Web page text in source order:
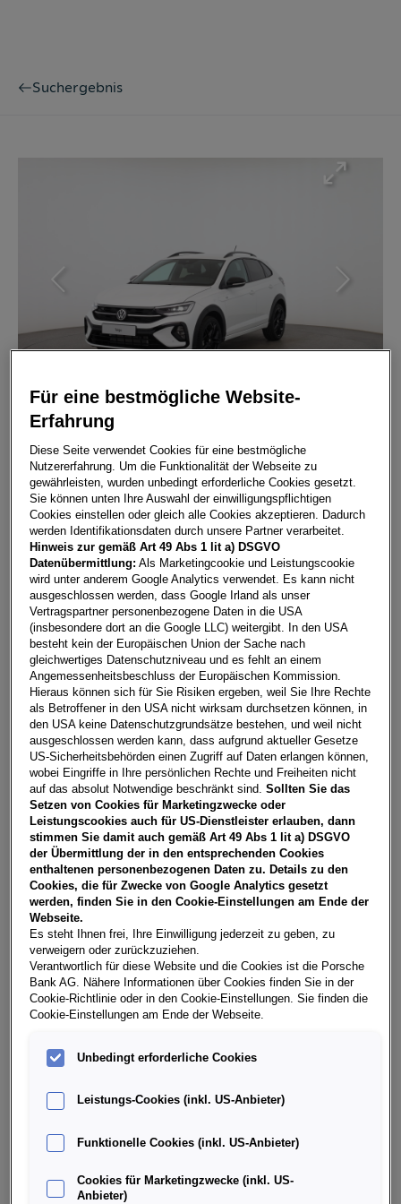
Suchergebnis
Taigo Sport TSI DSG
6600 Reutte
Leasing Kredit
€294,27**
pro Monat
Laufzeit
60 Monate
pro Jahr
15.000 km
Eigenleistung
€5.000
Händler kontaktieren
Online-Abschluss anfragen
**Freibleibendes Musterangebot für Restwert Leasing inkl.
USt, NoVA, zzgl. gesetzl. Vertragsgebühr EUR 149,53 und
Bearbeitungskosten EUR 0,00. Gesamtleasingbetrag EUR
28.490,00, Restwert EUR 12.796,00, Sollzinssatz 7,28%
variabel, Effektivzinssatz 8,39% variabel, Gesamtbetrag
EUR 35.601,73. Ihr Verkaufsberater freut sich darauf, Ihnen
ein individuelles Angebot erstellen zu können.
Teilen PDF herunterladen
Weitere Infos & Daten
Fahrzeugdaten
Finanzierung über die Porsche Bank
Händlerinformation
Für eine bestmögliche Website-
Erfahrung
Diese Seite verwendet Cookies für eine bestmögliche
Nutzererfahrung. Um die Funktionalität der Webseite zu
gewährleisten, wurden unbedingt erforderliche Cookies gesetzt.
Sie können unten Ihre Auswahl der einwilligungspflichtigen
Cookies einstellen oder gleich alle Cookies akzeptieren. Dadurch
werden Identifikationsdaten durch unsere Partner verarbeitet.
Hinweis zur gemäß Art 49 Abs 1 lit a) DSGVO
Datenübermittlung: Als Marketingcookie und Leistungscookie
wird unter anderem Google Analytics verwendet. Es kann nicht
ausgeschlossen werden, dass Google Irland als unser
Vertragspartner personenbezogene Daten in die USA
(insbesondere dort an die Google LLC) weitergibt. In den USA
besteht kein der Europäischen Union der Sache nach
gleichwertiges Datenschutzniveau und es fehlt an einem
Angemessenheitsbeschluss der Europäischen Kommission.
Hieraus können sich für Sie Risiken ergeben, weil Sie Ihre Rechte
als Betroffener in den USA nicht wirksam durchsetzen können, in
den USA keine Datenschutzgrundsätze bestehen, und weil nicht
ausgeschlossen werden kann, dass aufgrund aktueller Gesetze
US-Sicherheitsbehörden einen Zugriff auf Daten erlangen können,
wobei Eingriffe in Ihre persönlichen Rechte und Freiheiten nicht
auf das absolut Notwendige beschränkt sind.Sollten Sie das
Setzen von Cookies für Marketingzwecke oder
Leistungscookies auch für US-Dienstleister erlauben, dann
stimmen Sie damit auch gemäß Art 49 Abs 1 lit a) DSGVO
der Übermittlung der in den entsprechenden Cookies
enthaltenen personenbezogenen Daten zu. Details zu den
Cookies, die für Zwecke von Google Analytics gesetzt
werden, finden Sie in den Cookie-Einstellungen am Ende der
Webseite.
Es steht Ihnen frei, Ihre Einwilligung jederzeit zu geben, zu
verweigern oder zurückzuziehen.
Verantwortlich für diese Website und die Cookies ist die Porsche
Bank AG. Nähere Informationen über Cookies finden Sie in der
Cookie-Richtlinie oder in den Cookie-Einstellungen. Sie finden die
Cookie-Einstellungen am Ende der Webseite.
Unbedingt erforderliche Cookies
Leistungs-Cookies (inkl. US-Anbieter)
Funktionelle Cookies (inkl. US-Anbieter)
Cookies für Marketingzwecke (inkl. US-
Anbieter)